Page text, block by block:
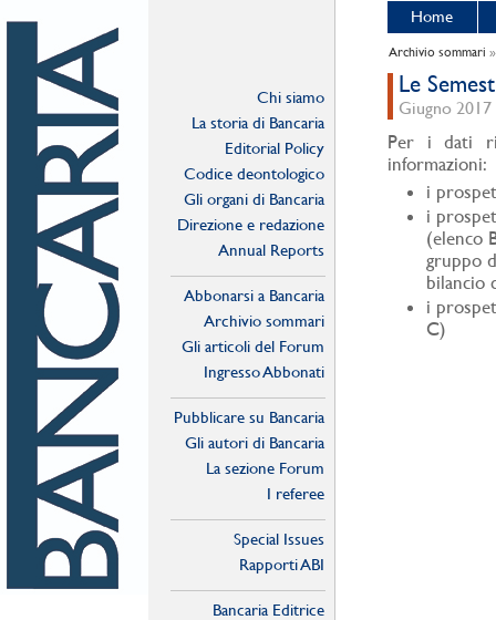
Chi siamo
La storia di Bancaria
Editorial Policy
Codice deontologico
Gli organi di Bancaria
Direzione e redazione
Annual Reports
Abbonarsi a Bancaria
Archivio sommari
Gli articoli del Forum
Ingresso Abbonati
Pubblicare su Bancaria
Gli autori di Bancaria
La sezione Forum
I referee
Special Issues
Rapporti ABI
Bancaria Editrice
Home
Archivio sommari
Le
Giugno 2017
Per i dati
informazioni:
i
i
(elenco
gruppo
bilancio
i
C)